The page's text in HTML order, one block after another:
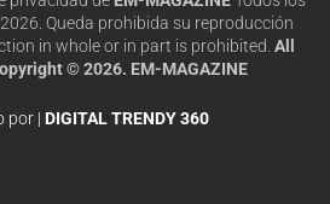
Queda prohibida su reproducción
in whole or in part is prohibited. All
© 2026. EM-MAGAZINE
por | DIGITAL TRENDY 360